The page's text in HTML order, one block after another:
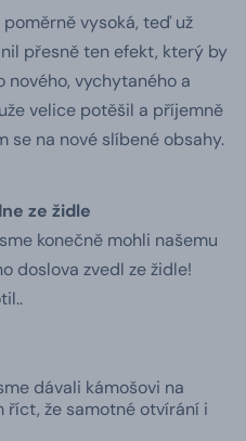
poměrně vysoká, teď už
přesně ten efekt, který by
nového, vychytaného a
velice potěšil a příjemně
se na nové slíbené obsahy.
ze židle
konečně mohli našemu
doslova zvedl ze židle!
dávali kámošovi na
říct, že samotné otvírání i